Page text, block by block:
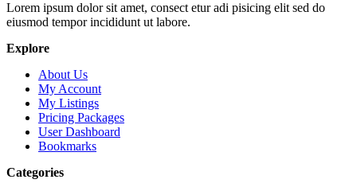
Lorem ipsum dolor sit amet, consect etur adi pisicing elit sed do
eiusmod tempor incididunt ut labore.
Explore
About Us
My Account
My Listings
Pricing Packages
User Dashboard
Bookmarks
Categories